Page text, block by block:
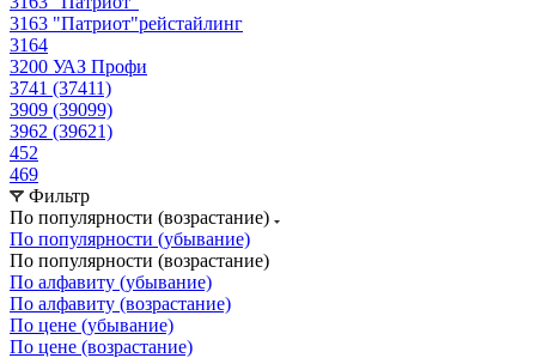
3163 "Патриот"рейстайлинг
3164
3200 УАЗ Профи
3741 (37411)
3909 (39099)
3962 (39621)
452
469
Фильтр
По популярности (возрастание)
По популярности (убывание)
По популярности (возрастание)
По алфавиту (убывание)
По алфавиту (возрастание)
По цене (убывание)
По цене (возрастание)